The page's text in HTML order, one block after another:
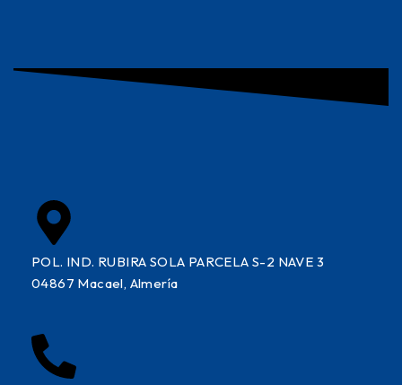
POL. IND. RUBIRA SOLA PARCELA S-2 NAVE 3
04867 Macael, Almería